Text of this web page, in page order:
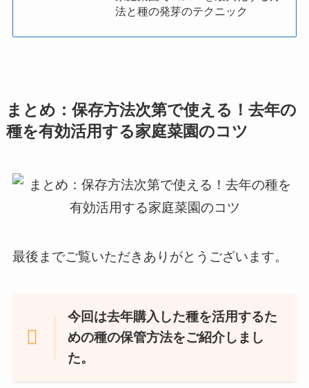
法と種の発芽のテクニック
まとめ：保存方法次第で使える！去年の
種を有効活用する家庭菜園のコツ
最後までご覧いただきありがとうございます。
今回は去年購入した種を活用するた
めの種の保管方法をご紹介しまし
た。